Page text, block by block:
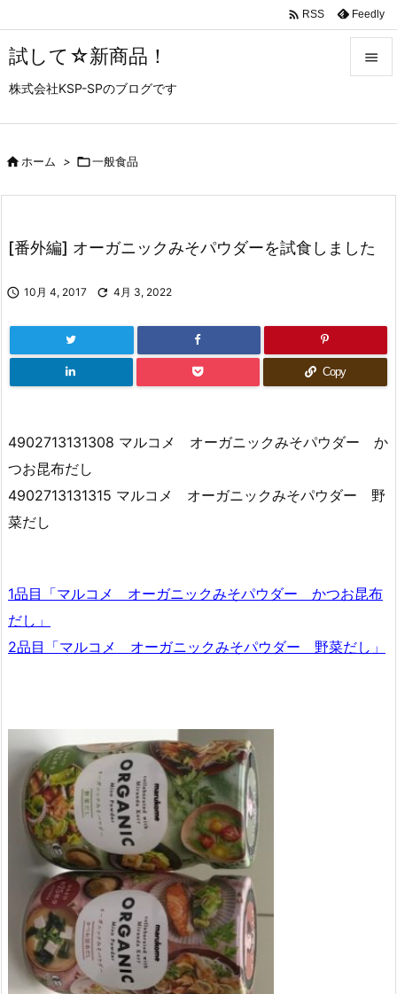
試して☆新商品！
株式会社KSP-SPのブログです

次へ
 RSS Feedly
ホーム > 一般食品
[番外編] オーガニックみそパウダーを試食しました
 10月 4, 2017  4月 3, 2022
Copy
4902713131308 マルコメ オーガニックみそパウダー か
つお昆布だし
4902713131315 マルコメ オーガニックみそパウダー 野
菜だし
1品目「マルコメ オーガニックみそパウダー かつお昆布
だし」
2品目「マルコメ オーガニックみそパウダー 野菜だし」